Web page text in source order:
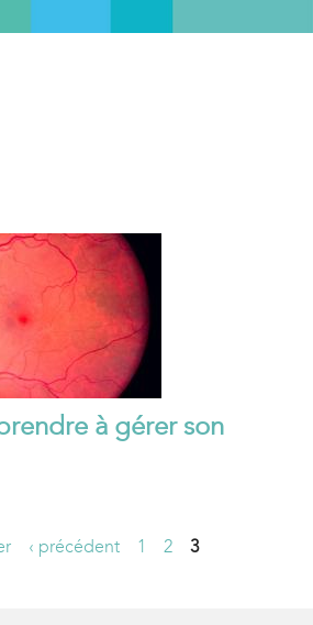
à gérer son
‹ précédent 1 2 3